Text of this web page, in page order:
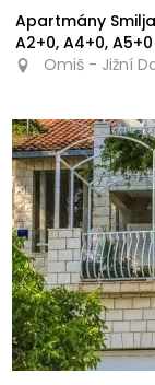
Apartmány Smilja
A2+0, A4+0, A5+0
Omiš - Jižní